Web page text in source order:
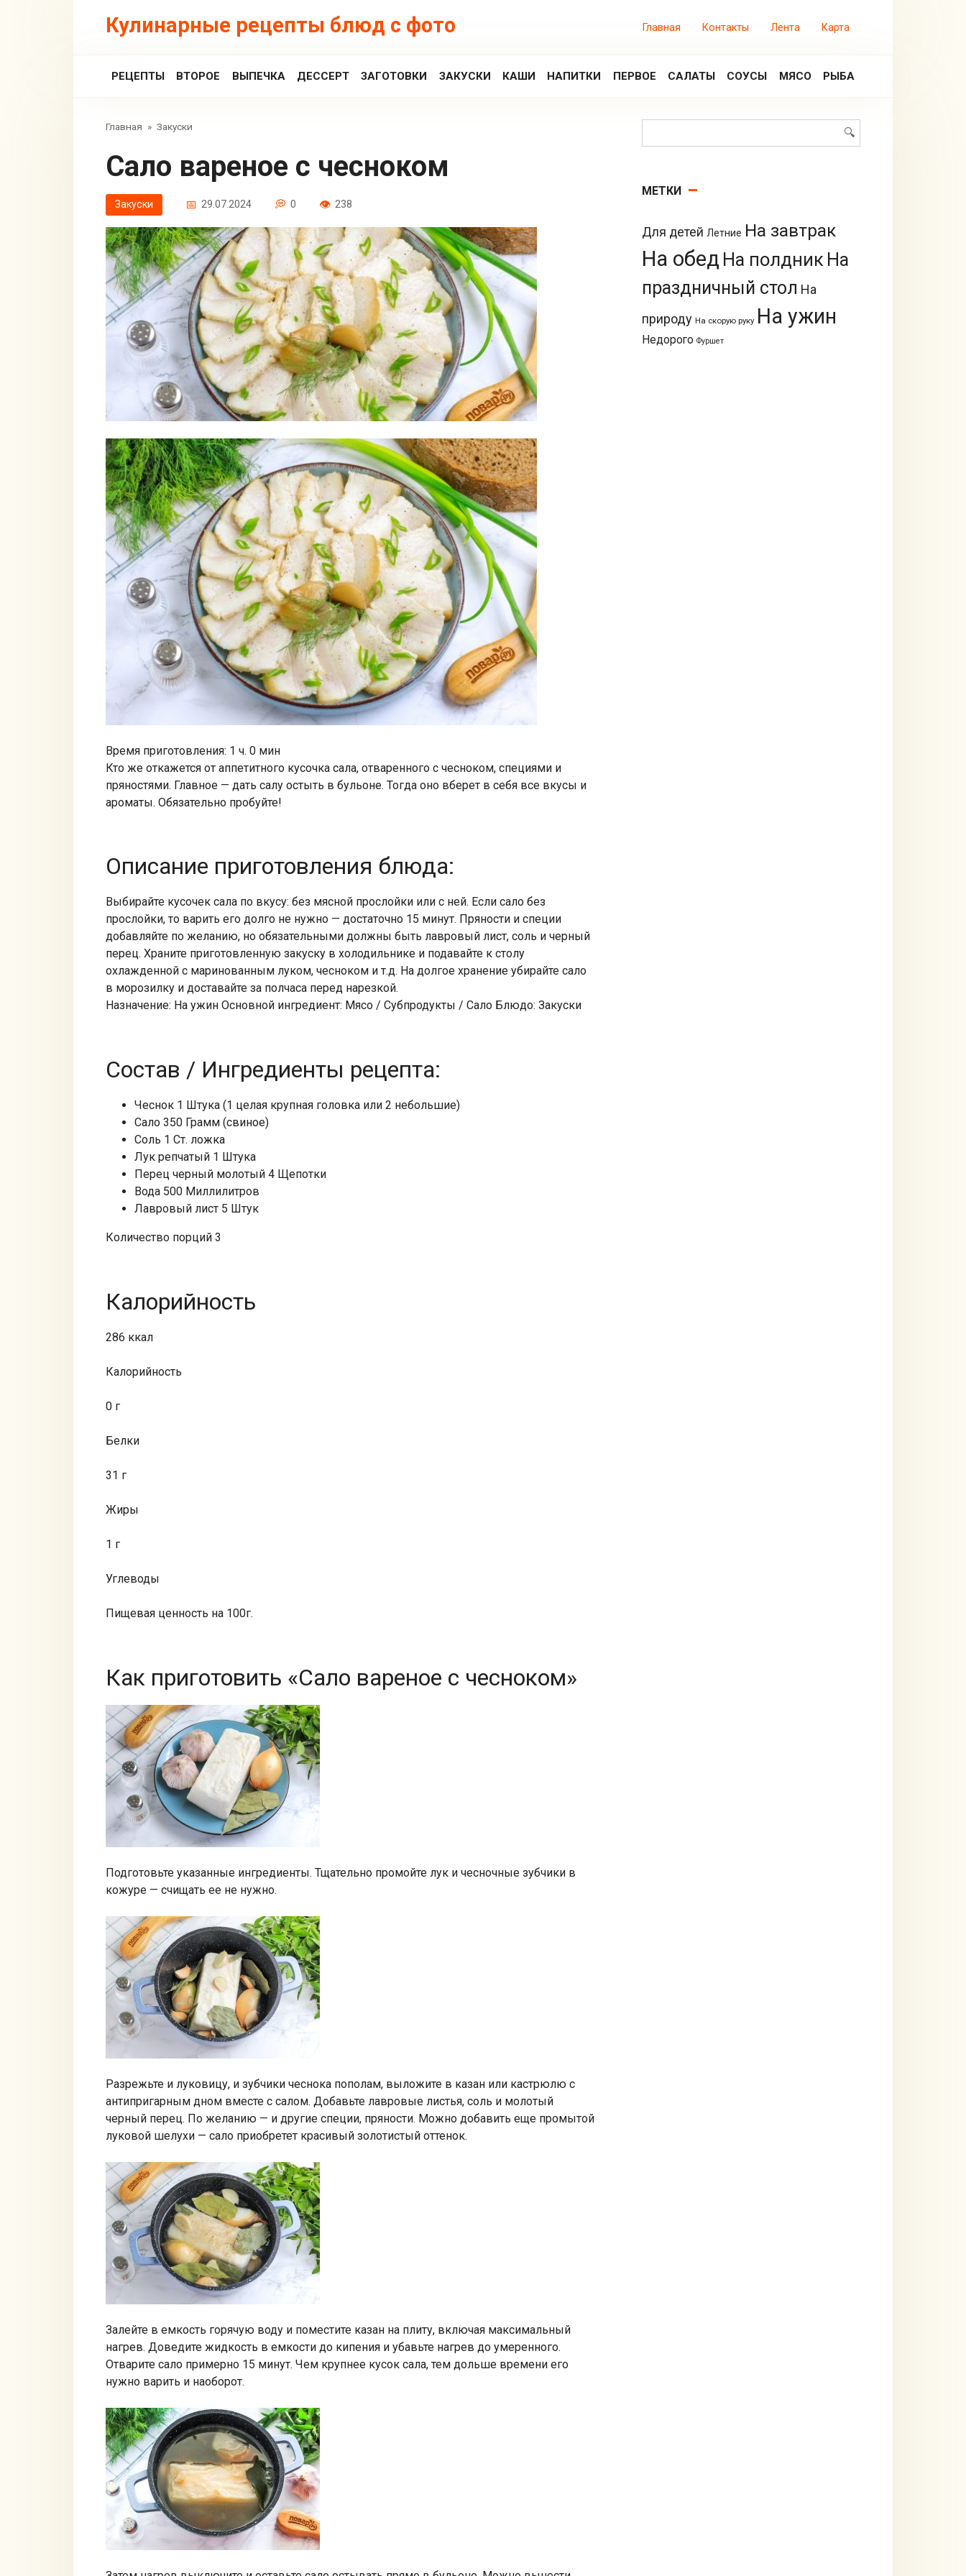
Кулинарные рецепты блюд с фото Главная Контакты Лента Карта
РЕЦЕПТЫ ВТОРОЕ ВЫПЕЧКА ДЕССЕРТ ЗАГОТОВКИ ЗАКУСКИ КАШИ НАПИТКИ ПЕРВОЕ САЛАТЫ СОУСЫ МЯСО РЫБА
Главная » Закуски
Сало вареное с чесноком
Закуски 29.07.2024 0 238
Время приготовления: 1 ч. 0 мин
Кто же откажется от аппетитного кусочка сала, отваренного с чесноком, специями и
пряностями. Главное — дать салу остыть в бульоне. Тогда оно вберет в себя все вкусы и
ароматы. Обязательно пробуйте!
Описание приготовления блюда:
Выбирайте кусочек сала по вкусу: без мясной прослойки или с ней. Если сало без
прослойки, то варить его долго не нужно — достаточно 15 минут. Пряности и специи
добавляйте по желанию, но обязательными должны быть лавровый лист, соль и черный
перец. Храните приготовленную закуску в холодильнике и подавайте к столу
охлажденной с маринованным луком, чесноком и т.д. На долгое хранение убирайте сало
в морозилку и доставайте за полчаса перед нарезкой.
Назначение: На ужин Основной ингредиент: Мясо / Субпродукты / Сало Блюдо: Закуски
Состав / Ингредиенты рецепта:
Чеснок 1 Штука (1 целая крупная головка или 2 небольшие)
Сало 350 Грамм (свиное)
Соль 1 Ст. ложка
Лук репчатый 1 Штука
Перец черный молотый 4 Щепотки
Вода 500 Миллилитров
Лавровый лист 5 Штук
Количество порций 3
Калорийность
286 ккал
Калорийность
0 г
Белки
31 г
Жиры
1 г
Углеводы
Пищевая ценность на 100г.
Как приготовить «Сало вареное с чесноком»
Подготовьте указанные ингредиенты. Тщательно промойте лук и чесночные зубчики в
кожуре — счищать ее не нужно.
Разрежьте и луковицу, и зубчики чеснока пополам, выложите в казан или кастрюлю с
антипригарным дном вместе с салом. Добавьте лавровые листья, соль и молотый
черный перец. По желанию — и другие специи, пряности. Можно добавить еще промытой
луковой шелухи — сало приобретет красивый золотистый оттенок.
Залейте в емкость горячую воду и поместите казан на плиту, включая максимальный
нагрев. Доведите жидкость в емкости до кипения и убавьте нагрев до умеренного.
Отварите сало примерно 15 минут. Чем крупнее кусок сала, тем дольше времени его
нужно варить и наоборот.
МЕТКИ
Для детей Летние На завтрак
На обед На полдник На
праздничный стол На
природу На скорую руку На ужин
Недорого Фуршет